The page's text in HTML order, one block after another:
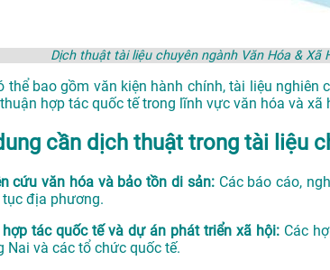
Dịch thuật tài liệu chuyên ngành Văn Hóa & Xã
thể bao gồm văn kiện hành chính, tài liệu
hợp tác quốc tế trong lĩnh vực văn hóa và xã
cần dịch thuật trong tài liệu
cứu văn hóa và bảo tồn di sản: Các báo cáo,
địa phương.
tác quốc tế và dự án phát triển xã hội: Các
Nai và các tổ chức quốc tế.